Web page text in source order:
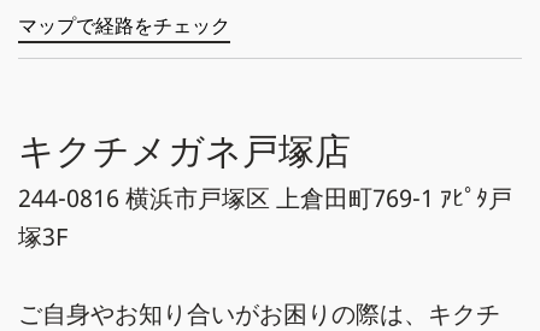
マップで経路をチェック
キクチメガネ戸塚店
244-0816 横浜市戸塚区 上倉田町769-1 ｱﾋﾟﾀ戸
塚3F
ご自身やお知り合いがお困りの際は、キクチ